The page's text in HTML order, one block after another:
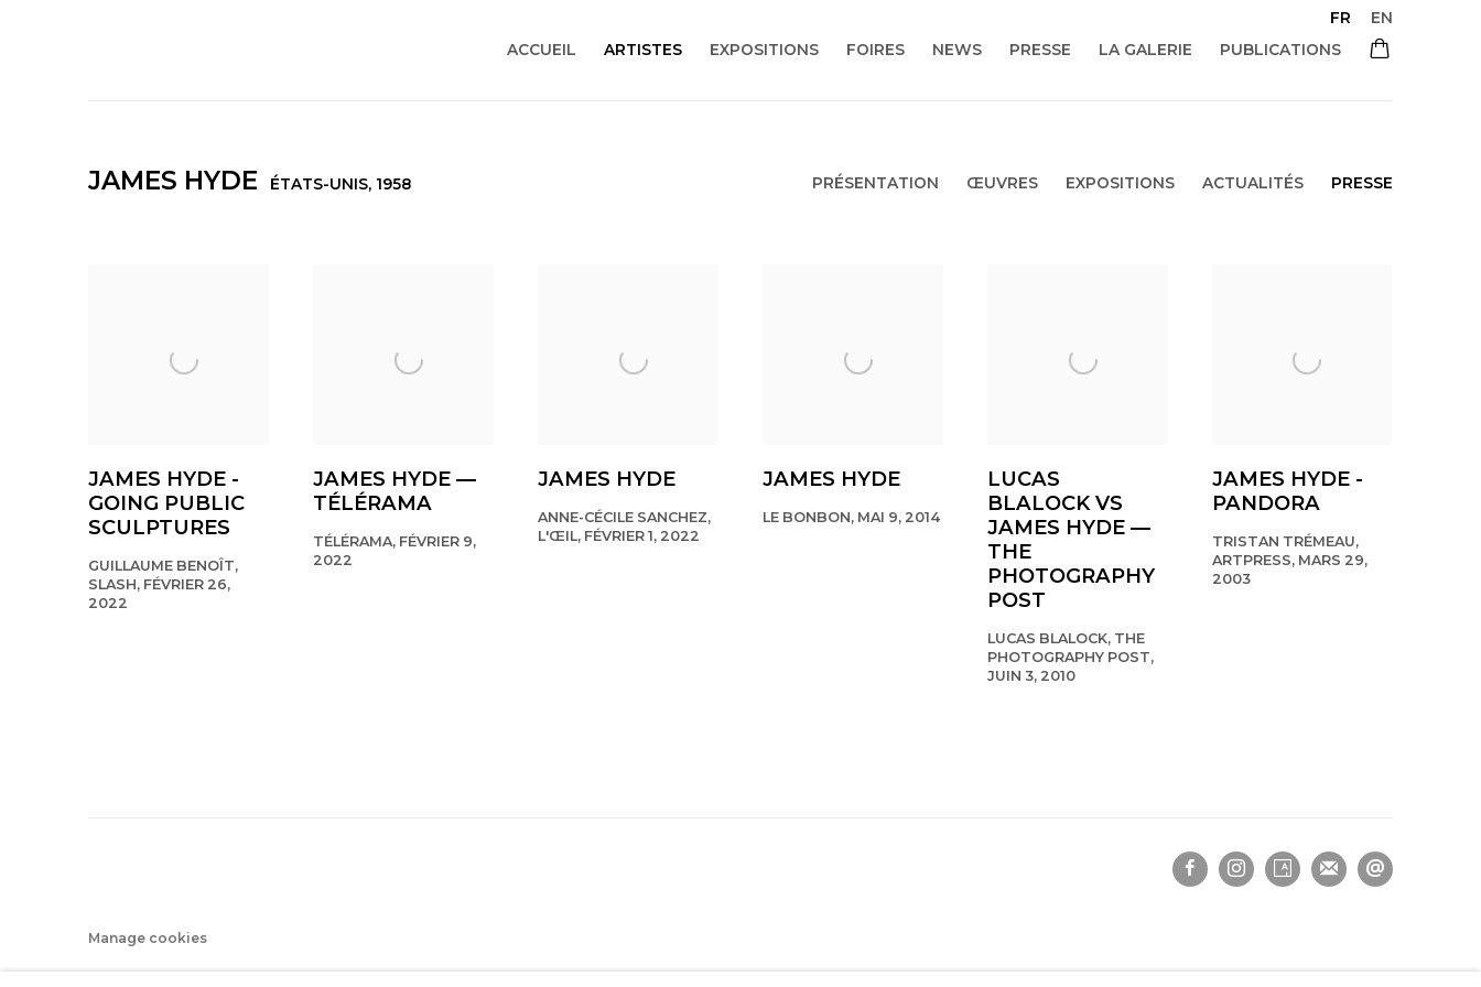
ACCUEIL ARTISTES EXPOSITIONS FOIRES NEWS PRESSE LA GALERIE PUBLICATIONS
FR EN
JAMES HYDE ÉTATS-UNIS, 1958 PRÉSENTATION ŒUVRES EXPOSITIONS ACTUALITÉS PRESSE
JAMES HYDE -
GOING PUBLIC
SCULPTURES
GUILLAUME BENOÎT,
SLASH, FÉVRIER 26,
2022
JAMES HYDE —
TÉLÉRAMA
TÉLÉRAMA, FÉVRIER 9,
2022
JAMES HYDE
ANNE-CÉCILE SANCHEZ,
L'ŒIL, FÉVRIER 1, 2022
JAMES HYDE
LE BONBON, MAI 9, 2014
LUCAS
BLALOCK VS
JAMES HYDE —
THE
PHOTOGRAPHY
POST
LUCAS BLALOCK, THE
PHOTOGRAPHY POST,
JUIN 3, 2010
JAMES HYDE -
PANDORA
TRISTAN TRÉMEAU,
ARTPRESS, MARS 29,
2003
Manage cookies
© 2022 LES FILLES DU CALVAIRE SITE BY ARTLOGIC